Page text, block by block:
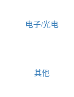
电子/光电
其他